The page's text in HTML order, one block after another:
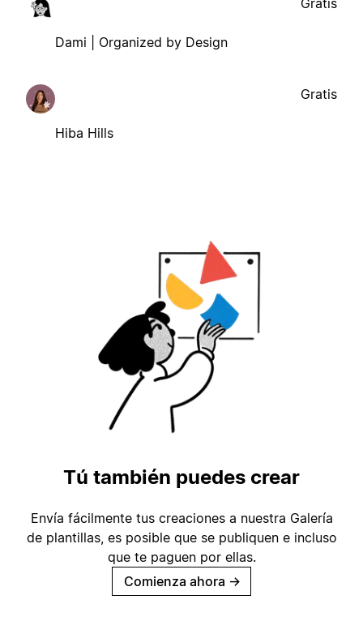
Dami | Organized by Design
Hiba Hills
Gratis
Tú también puedes crear
Envía fácilmente tus creaciones a nuestra Galería
de plantillas, es posible que se publiquen e incluso
que te paguen por ellas.
Comienza ahora →